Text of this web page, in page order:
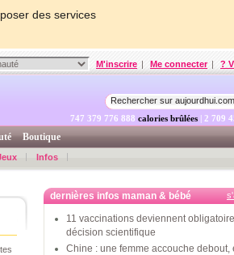
des services
M'inscrire | Me connecter | ?
747 379 778 187 calories brûlées | 2 709
Boutique
Infos
dernières infos maman & bébé
11 vaccinations deviennent
décision scientifique
Chine : une femme accouche debout,